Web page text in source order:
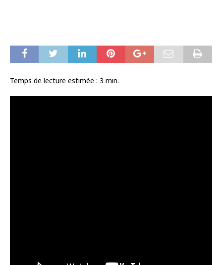
Temps de lecture estimée : 3 min.